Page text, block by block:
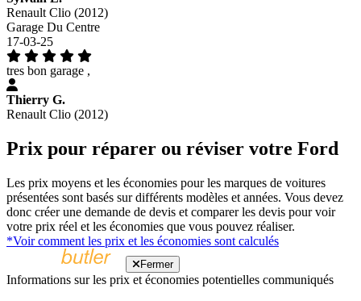
Renault Clio (2012)
Garage Du Centre
17-03-25
tres bon garage ,
Thierry G.
Renault Clio (2012)
Prix pour réparer ou réviser votre Ford
Les prix moyens et les économies pour les marques de voitures
présentées sont basés sur différents modèles et années. Vous devez
donc créer une demande de devis et comparer les devis pour voir
votre prix réel et les économies que vous pouvez réaliser.
*Voir comment les prix et les économies sont calculés
Fermer
Informations sur les prix et économies potentielles communiqués